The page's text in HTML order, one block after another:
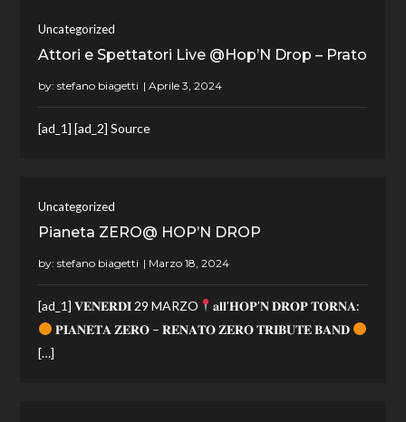
Uncategorized
Attori e Spettatori Live @Hop’N Drop – Prato
by:stefano biagetti
[ad_1] [ad_2] Source
Uncategorized
Pianeta ZERO@ HOP’N DROP
by:stefano biagetti
[ad_1] 𝐕𝐄𝐍𝐄𝐑𝐃𝐈̀ 29 MARZO
𝐚𝐥𝐥’𝐇𝐎𝐏’𝐍 𝐃𝐑𝐎𝐏 𝐓𝐎𝐑𝐍𝐀:
𝐏𝐈𝐀𝐍𝐄𝐓𝐀 𝐙𝐄𝐑𝐎 – 𝐑𝐄𝐍𝐀𝐓𝐎 𝐙𝐄𝐑𝐎 𝐓𝐑𝐈𝐁𝐔𝐓𝐄 𝐁𝐀𝐍𝐃
[…]